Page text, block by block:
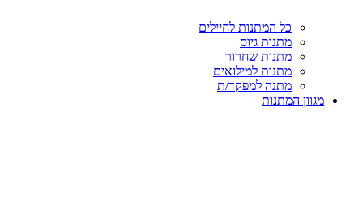
כל המתנות לחיילים
מתנות גיוס
מתנות שחרור
מתנות למילואים
מתנה למפקד/ת
מגוון המתנות